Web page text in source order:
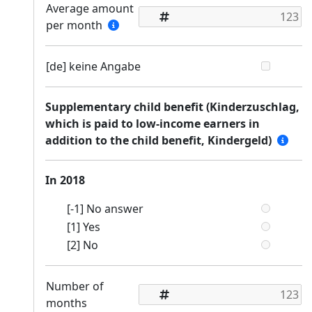
Average amount
per month
[de] keine Angabe
Supplementary child benefit (Kinderzuschlag,
which is paid to low-income earners in
addition to the child benefit, Kindergeld)
In 2018
[-1] No answer
[1] Yes
[2] No
Number of
months